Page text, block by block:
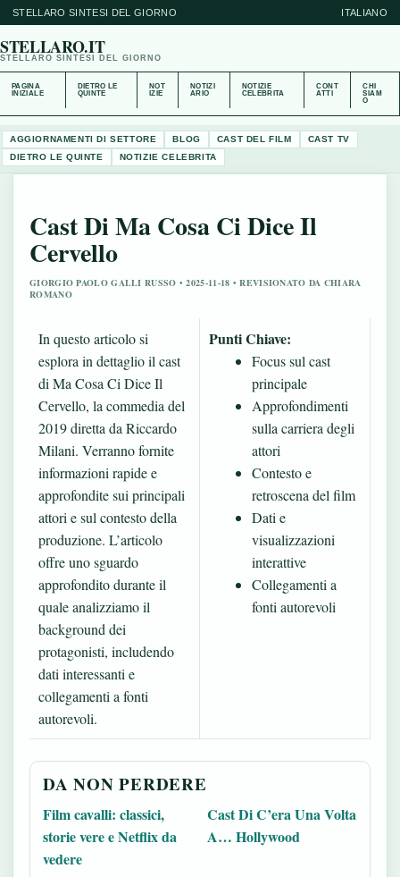
STELLARO SINTESI DEL GIORNO ITALIANO
STELLARO.IT
STELLARO SINTESI DEL GIORNO
PAGINA
INIZIALE
DIETRO LE
QUINTE
NOT
IZIE
NOTIZI
ARIO
NOTIZIE
CELEBRITA
CONT
ATTI
CHI
SIAM
O
AGGIORNAMENTI DI SETTORE BLOG CAST DEL FILM
CAST TV
DIETRO LE QUINTE
NOTIZIE CELEBRITA
Cast Di Ma Cosa Ci Dice Il
Cervello
GIORGIO PAOLO GALLI RUSSO • 2025-11-18 • REVISIONATO DA CHIARA
ROMANO
In questo articolo si
esplora in dettaglio il cast
di Ma Cosa Ci Dice Il
Cervello, la commedia del
2019 diretta da Riccardo
Milani. Verranno fornite
informazioni rapide e
approfondite sui principali
attori e sul contesto della
produzione. L’articolo
offre uno sguardo
approfondito durante il
quale analizziamo il
background dei
protagonisti, includendo
dati interessanti e
collegamenti a fonti
autorevoli.
Punti Chiave:
Focus sul cast
principale
Approfondimenti
sulla carriera degli
attori
Contesto e
retroscena del film
Dati e
visualizzazioni
interattive
Collegamenti a
fonti autorevoli
DA NON PERDERE
Film cavalli: classici,
storie vere e Netflix da
vedere
Cast Di C’era Una Volta
A… Hollywood